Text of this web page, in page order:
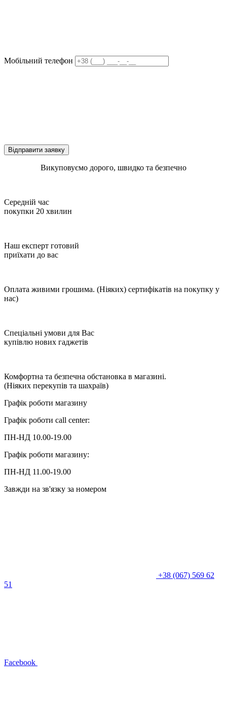
Мобільний телефон
Відправити заявку
Викуповуємо дорого, швидко та безпечно
Середній час
покупки 20 хвилин
Наш експерт готовий
приїхати до вас
Оплата живими грошима. (Ніяких) сертифікатів на покупку у
нас)
Спеціальні умови для Вас
купівлю нових гаджетів
Комфортна та безпечна обстановка в магазині.
(Ніяких перекупів та шахраїв)
Графік роботи магазину
Графік роботи call center:
ПН-НД 10.00-19.00
Графік роботи магазину:
ПН-НД 11.00-19.00
Завжди на зв'язку за номером
+38 (067) 569 62
51
Facebook